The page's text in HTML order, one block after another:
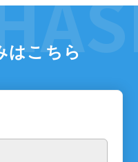
はこちら